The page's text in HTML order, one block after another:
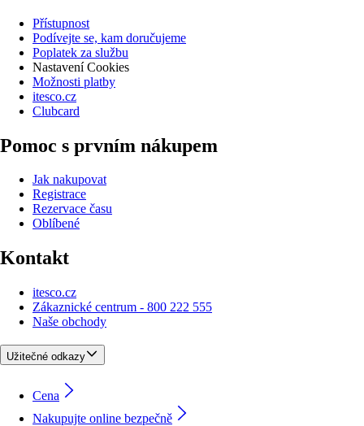
Přístupnost
Podívejte se, kam doručujeme
Poplatek za službu
Nastavení Cookies
Možnosti platby
itesco.cz
Clubcard
Pomoc s prvním nákupem
Jak nakupovat
Registrace
Rezervace času
Oblíbené
Kontakt
itesco.cz
Zákaznické centrum - 800 222 555
Naše obchody
Užitečné odkazy
Cena
Nakupujte online bezpečně